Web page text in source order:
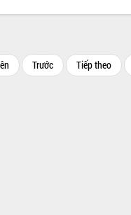
Trước Tiếp theo